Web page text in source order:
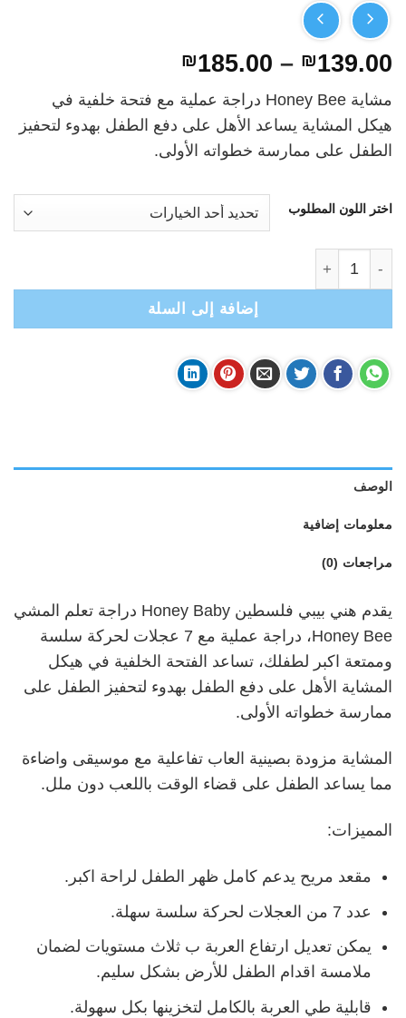
₪139.00
–
₪185.00
من
خلال
مشاية Honey Bee دراجة عملية مع فتحة خلفية في
هيكل المشاية يساعد الأهل على دفع الطفل بهدوء لتحفيز
الطفل على ممارسة خطواته الأولى.
اختر اللون المطلوب
إضافة إلى السلة
الوصف
معلومات إضافية
مراجعات (0)
يقدم هني بيبي فلسطين Honey Baby دراجة تعلم المشي
Honey Bee، دراجة عملية مع 7 عجلات لحركة سلسة
وممتعة اكبر لطفلك، تساعد الفتحة الخلفية في هيكل
المشاية الأهل على دفع الطفل بهدوء لتحفيز الطفل على
ممارسة خطواته الأولى.
المشاية مزودة بصينية العاب تفاعلية مع موسيقى واضاءة
مما يساعد الطفل على قضاء الوقت باللعب دون ملل.
المميزات:
مقعد مريح يدعم كامل ظهر الطفل لراحة اكبر.
عدد 7 من العجلات لحركة سلسة سهلة.
يمكن تعديل ارتفاع العربة ب ثلاث مستويات لضمان
ملامسة اقدام الطفل للأرض بشكل سليم.
قابلية طي العربة بالكامل لتخزينها بكل سهولة.